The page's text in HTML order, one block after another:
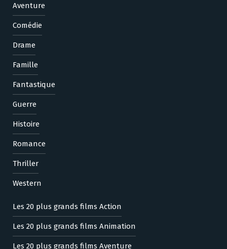
Aventure
Comédie
Drame
Famille
Fantastique
Guerre
Histoire
Romance
Thriller
Western
Les 20 plus grands films Action
Les 20 plus grands films Animation
Les 20 plus grands films Aventure